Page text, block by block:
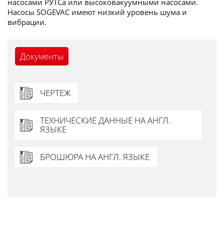
насосами РУТСа или высоковакуумными насосами.
Насосы SOGEVAC имеют низкий уровень шума и
вибрации.
Документы
ЧЕРТЕЖ
ТЕХНИЧЕСКИЕ ДАННЫЕ НА АНГЛ.
ЯЗЫКЕ
БРОШЮРА НА АНГЛ. ЯЗЫКЕ